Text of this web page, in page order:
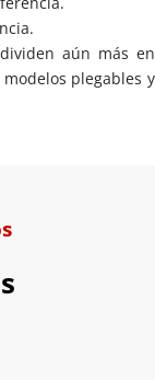
aún más en
plegables y